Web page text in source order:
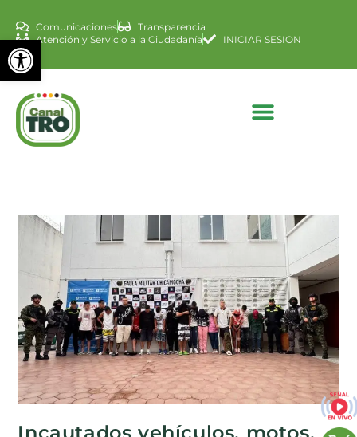
Abrir barra de
Comunicaciones
Transparencia
Atención y Servicio a la Ciudadanía
INICIAR SESION